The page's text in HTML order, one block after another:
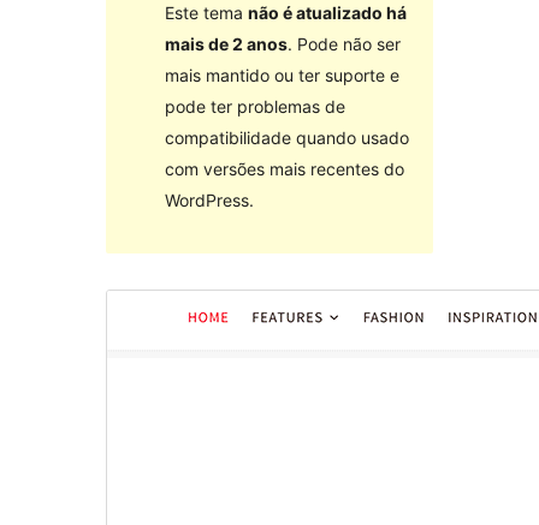
Este tema não é atualizado há
mais de 2 anos. Pode não ser
mais mantido ou ter suporte e
pode ter problemas de
compatibilidade quando usado
com versões mais recentes do
WordPress.